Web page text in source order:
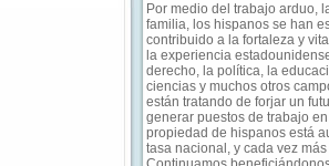
Por medio del trabajo arduo,
familia, los hispanos se han
contribuido a la fortaleza y
la experiencia
derecho, la política, la
ciencias y muchos otros
están tratando de forjar un
generar puestos de trabajo
propiedad de hispanos está
tasa nacional, y cada vez